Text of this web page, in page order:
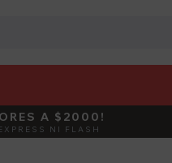
ACTIVÁ EL CÓDIGO
A $2000!
NI FLASH